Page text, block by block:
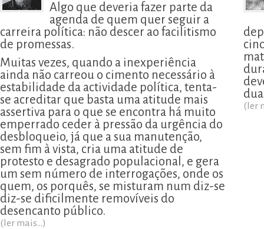
Algo que deveria fazer parte da
agenda de quem quer seguir a
carreira política: não descer ao facilitismo
de promessas.
Muitas vezes, quando a inexperiência
ainda não carreou o cimento necessário à
estabilidade da actividade política, tenta-
se acreditar que basta uma atitude mais
assertiva para o que se encontra há muito
emperrado ceder à pressão da urgência do
desbloqueio, já que a sua manutenção,
sem fim à vista, cria uma atitude de
protesto e desagrado populacional, e gera
um sem número de interrogações, onde os
quem, os porquês, se misturam num diz-se
diz-se dificilmente removíveis do
desencanto público.
(ler mais...)
(ler